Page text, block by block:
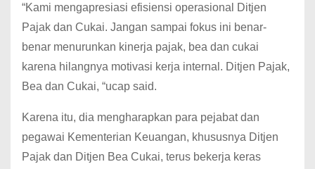
“Kami mengapresiasi efisiensi operasional Ditjen
Pajak dan Cukai. Jangan sampai fokus ini benar-
benar menurunkan kinerja pajak, bea dan cukai
karena hilangnya motivasi kerja internal. Ditjen Pajak,
Bea dan Cukai, “ucap said.
Karena itu, dia mengharapkan para pejabat dan
pegawai Kementerian Keuangan, khususnya Ditjen
Pajak dan Ditjen Bea Cukai, terus bekerja keras